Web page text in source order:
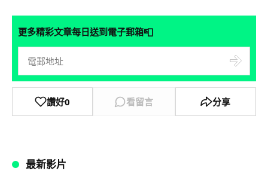
更多精彩文章每日送到電子郵箱📮
讚好0 看留言 分享
最新影片